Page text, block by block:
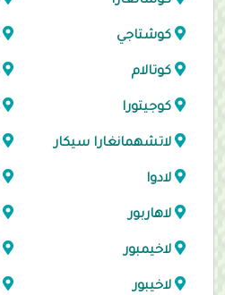
كوشتاجي
كوتالام
كوجيتورا
لاتشهمانغارا سيكار
لادوا
لاهاربور
لاخيمبور
لاخيبور